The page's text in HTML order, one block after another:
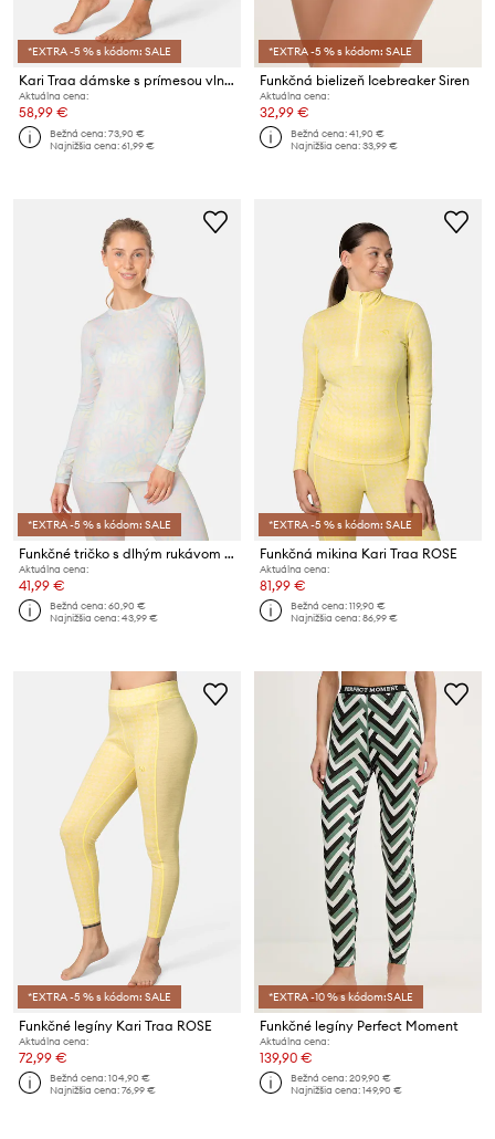
*EXTRA -5 % s kódom: SALE
Kari Traa dámske s prímesou vlny Alma
Aktuálna cena:
58,99 €
Bežná cena:73,90 €
Najnižšia cena:61,99 €
*EXTRA -5 % s kódom: SALE
Funkčná bielizeň Icebreaker Siren
Aktuálna cena:
32,99 €
Bežná cena:41,90 €
Najnižšia cena:33,99 €
*EXTRA -5 % s kódom: SALE
Funkčné tričko s dlhým rukávom Kari Traa FRYD
Aktuálna cena:
41,99 €
Bežná cena:60,90 €
Najnižšia cena:43,99 €
*EXTRA -5 % s kódom: SALE
Funkčná mikina Kari Traa ROSE
Aktuálna cena:
81,99 €
Bežná cena:119,90 €
Najnižšia cena:86,99 €
*EXTRA -5 % s kódom: SALE
Funkčné legíny Kari Traa ROSE
Aktuálna cena:
72,99 €
Bežná cena:104,90 €
Najnižšia cena:76,99 €
*EXTRA -10 % s kódom:SALE
Funkčné legíny Perfect Moment
Aktuálna cena:
139,90 €
Bežná cena:209,90 €
Najnižšia cena:149,90 €